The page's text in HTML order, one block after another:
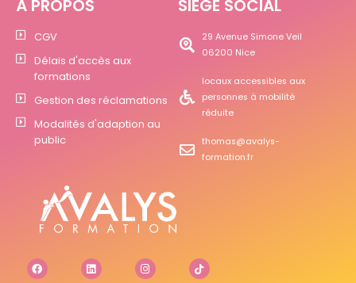
À PROPOS
CGV
Délais d'accès aux
formations
Gestion des réclamations
Modalités d'adaption au
public
SIÈGE SOCIAL
29 Avenue Simone Veil
06200 Nice
locaux accessibles aux
personnes à mobilité
réduite
thomas@avalys-
formation.fr